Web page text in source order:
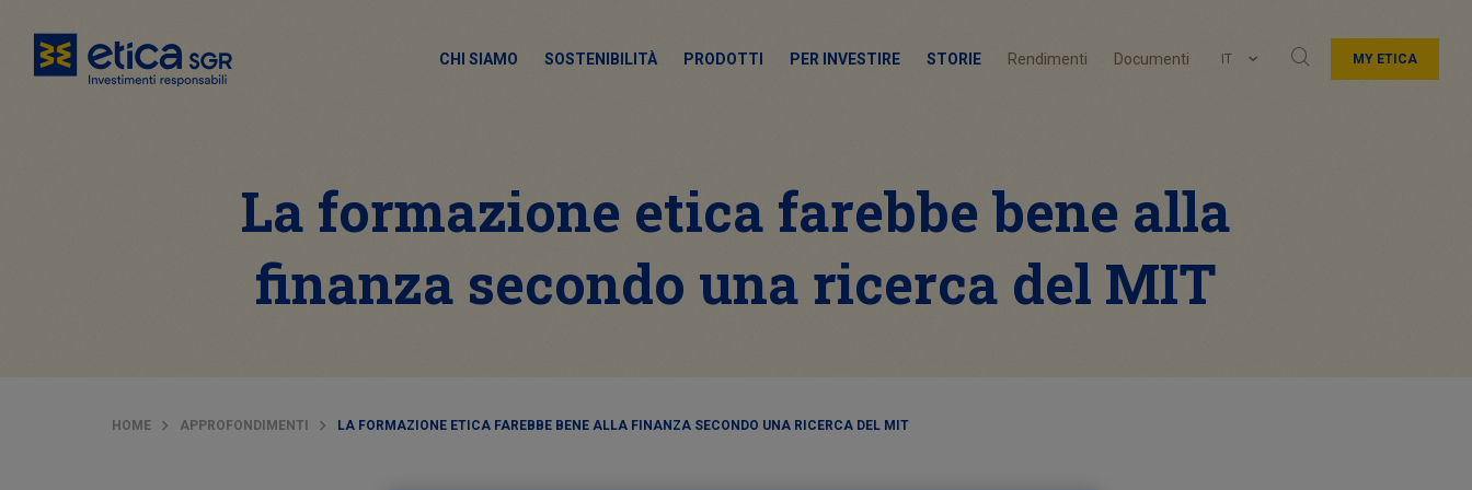
CHI SIAMO SOSTENIBILITÀ PRODOTTI PER INVESTIRE STORIE Rendimenti Documenti IT MY ETICA
La formazione etica farebbe bene alla
finanza secondo una ricerca del MIT
HOME APPROFONDIMENTI LA FORMAZIONE ETICA FAREBBE BENE ALLA FINANZA SECONDO UNA RICERCA DEL MIT